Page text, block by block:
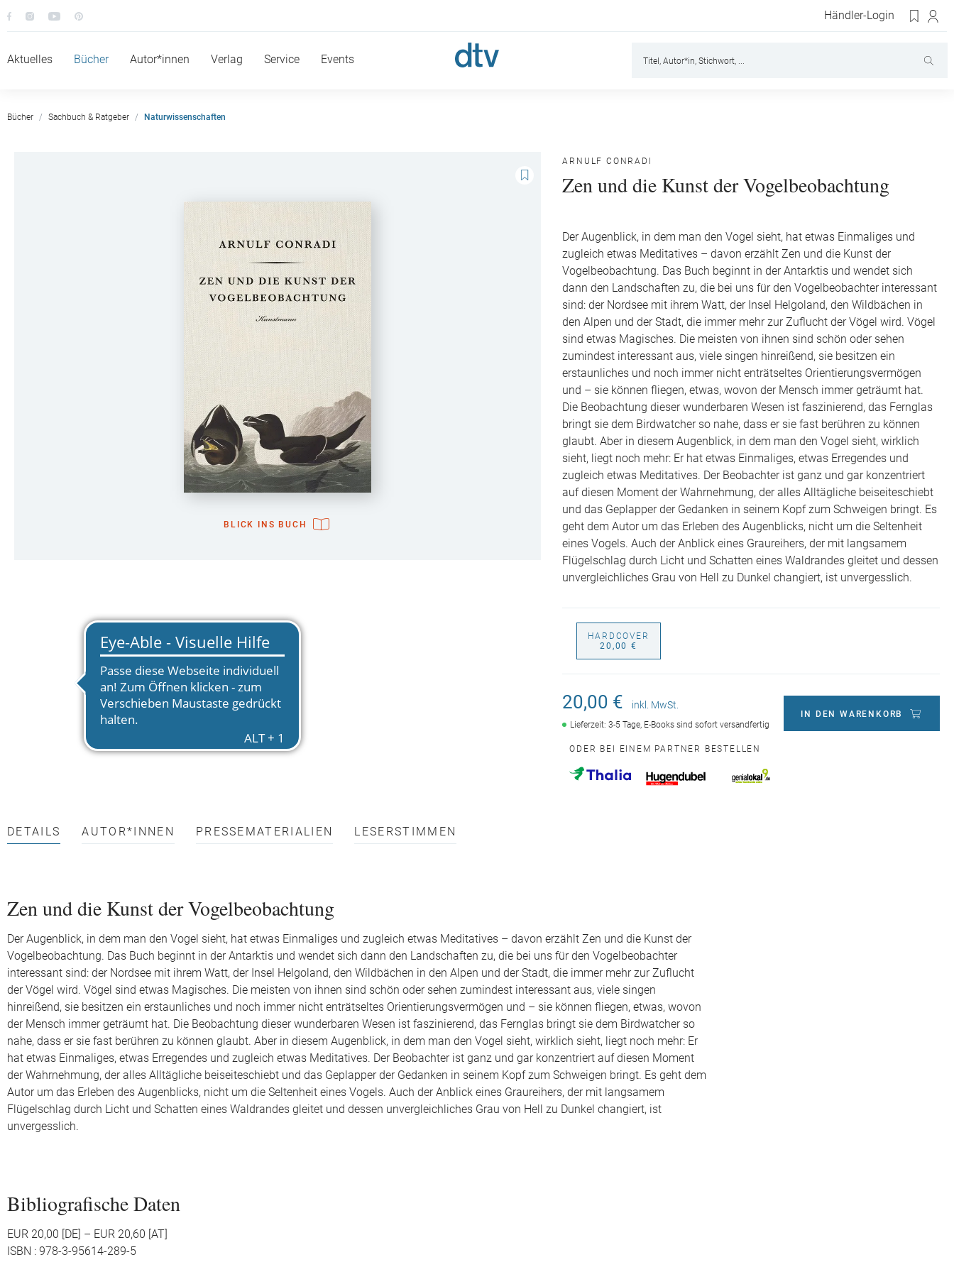
Händler-Login
Aktuelles Bücher Autor*innen Verlag Service Events
Bücher Sachbuch & Ratgeber Naturwissenschaften
BLICK INS BUCH
ARNULF CONRADI
Zen und die Kunst der Vogelbeobachtung
Der Augenblick, in dem man den Vogel sieht, hat etwas Einmaliges und
zugleich etwas Meditatives – davon erzählt Zen und die Kunst der
Vogelbeobachtung. Das Buch beginnt in der Antarktis und wendet sich
dann den Landschaften zu, die bei uns für den Vogelbeobachter interessant
sind: der Nordsee mit ihrem Watt, der Insel Helgoland, den Wildbächen in
den Alpen und der Stadt, die immer mehr zur Zuflucht der Vögel wird. Vögel
sind etwas Magisches. Die meisten von ihnen sind schön oder sehen
zumindest interessant aus, viele singen hinreißend, sie besitzen ein
erstaunliches und noch immer nicht enträtseltes Orientierungsvermögen
und – sie können fliegen, etwas, wovon der Mensch immer geträumt hat.
Die Beobachtung dieser wunderbaren Wesen ist faszinierend, das Fernglas
bringt sie dem Birdwatcher so nahe, dass er sie fast berühren zu können
glaubt. Aber in diesem Augenblick, in dem man den Vogel sieht, wirklich
sieht, liegt noch mehr: Er hat etwas Einmaliges, etwas Erregendes und
zugleich etwas Meditatives. Der Beobachter ist ganz und gar konzentriert
auf diesen Moment der Wahrnehmung, der alles Alltägliche beiseiteschiebt
und das Geplapper der Gedanken in seinem Kopf zum Schweigen bringt. Es
geht dem Autor um das Erleben des Augenblicks, nicht um die Seltenheit
eines Vogels. Auch der Anblick eines Graureihers, der mit langsamem
Flügelschlag durch Licht und Schatten eines Waldrandes gleitet und dessen
unvergleichliches Grau von Hell zu Dunkel changiert, ist unvergesslich.
HARDCOVER
20,00 €
20,00 € inkl. MwSt.
Lieferzeit: 3-5 Tage, E-Books sind sofort versandfertig
IN DEN WARENKORB
ODER BEI EINEM PARTNER BESTELLEN
DETAILS AUTOR*INNEN PRESSEMATERIALIEN LESERSTIMMEN
Zen und die Kunst der Vogelbeobachtung
Der Augenblick, in dem man den Vogel sieht, hat etwas Einmaliges und zugleich etwas Meditatives – davon erzählt Zen und die Kunst der
Vogelbeobachtung. Das Buch beginnt in der Antarktis und wendet sich dann den Landschaften zu, die bei uns für den Vogelbeobachter
interessant sind: der Nordsee mit ihrem Watt, der Insel Helgoland, den Wildbächen in den Alpen und der Stadt, die immer mehr zur Zuflucht
der Vögel wird. Vögel sind etwas Magisches. Die meisten von ihnen sind schön oder sehen zumindest interessant aus, viele singen
hinreißend, sie besitzen ein erstaunliches und noch immer nicht enträtseltes Orientierungsvermögen und – sie können fliegen, etwas, wovon
der Mensch immer geträumt hat. Die Beobachtung dieser wunderbaren Wesen ist faszinierend, das Fernglas bringt sie dem Birdwatcher so
nahe, dass er sie fast berühren zu können glaubt. Aber in diesem Augenblick, in dem man den Vogel sieht, wirklich sieht, liegt noch mehr: Er
hat etwas Einmaliges, etwas Erregendes und zugleich etwas Meditatives. Der Beobachter ist ganz und gar konzentriert auf diesen Moment
der Wahrnehmung, der alles Alltägliche beiseiteschiebt und das Geplapper der Gedanken in seinem Kopf zum Schweigen bringt. Es geht dem
Autor um das Erleben des Augenblicks, nicht um die Seltenheit eines Vogels. Auch der Anblick eines Graureihers, der mit langsamem
Flügelschlag durch Licht und Schatten eines Waldrandes gleitet und dessen unvergleichliches Grau von Hell zu Dunkel changiert, ist
unvergesslich.
Bibliografische Daten
EUR 20,00 [DE] – EUR 20,60 [AT]
ISBN : 978-3-95614-289-5